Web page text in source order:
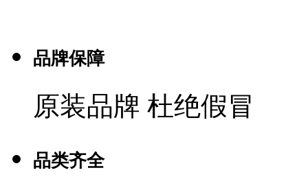
品牌保障
原装品牌 杜绝假冒
品类齐全